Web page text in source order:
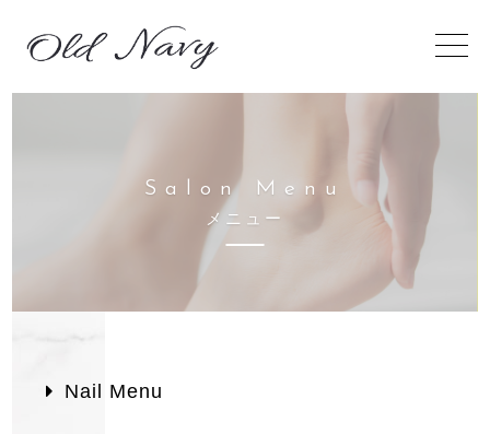
S a o n M e n u
メ ニ ュ ー
Nail Menu